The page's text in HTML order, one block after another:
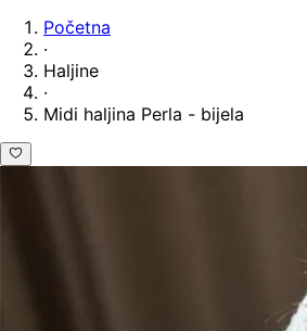
Početna
·
Haljine
·
Midi haljina Perla - bijela